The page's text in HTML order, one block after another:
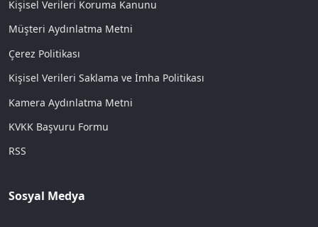
Kişisel Verileri Koruma Kanunu
Müşteri Aydınlatma Metni
Çerez Politikası
Kişisel Verileri Saklama ve İmha Politikası
Kamera Aydınlatma Metni
KVKK Başvuru Formu
RSS
Sosyal Medya